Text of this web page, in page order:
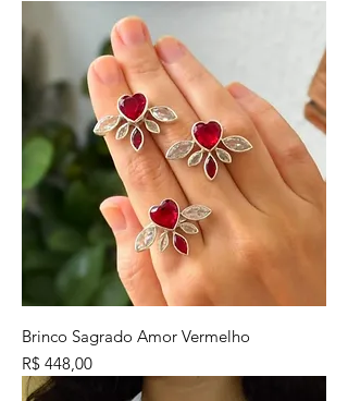
Brinco Sagrado Amor Vermelho
Preço
R$ 448,00